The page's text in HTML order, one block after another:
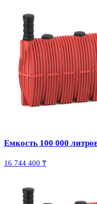
Емкость 100 000
16 744 400 ₸